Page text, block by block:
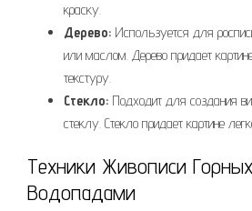
краску.
Дерево: Используется для
или маслом. Дерево придает
текстуру.
Стекло: Подходит для создания
стеклу. Стекло придает картине
Техники Живописи
Водопадами